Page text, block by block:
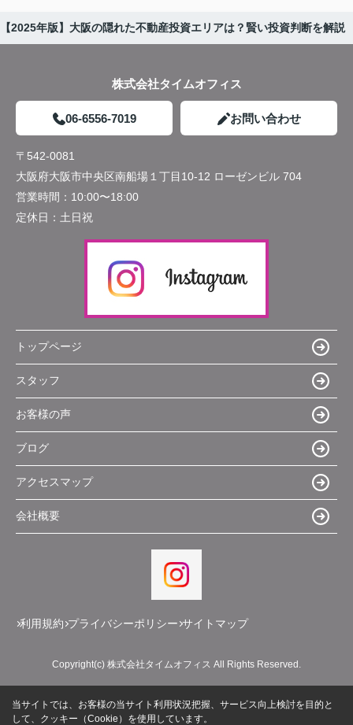
【2025年版】大阪の隠れた不動産投資エリアは？賢い投資判断を解説
株式会社タイムオフィス
06-6556-7019 お問い合わせ
〒542-0081
大阪府大阪市中央区南船場１丁目10-12 ローゼンビル 704
営業時間： 10:00〜18:00
定休日： 土日祝
トップページ
スタッフ
お客様の声
ブログ
アクセスマップ
会社概要
利用規約 プライバシーポリシー サイトマップ
Copyright(c) 株式会社タイムオフィス All Rights Reserved.
当サイトでは、お客様の当サイト利用状況把握、サービス向上検討を目的と
して、クッキー（Cookie）を使用しています。